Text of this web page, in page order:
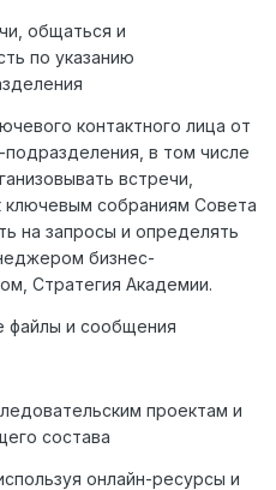
общаться и
по указанию
контактного лица от
в том числе
встречи,
ключевым собраниям Совета
на запросы и определять
бизнес-
Стратегия Академии.
файлы и сообщения
проектам и
состава
онлайн-ресурсы и